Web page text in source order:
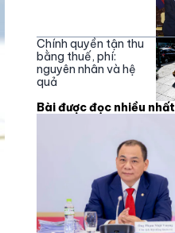
Chính quyền tận thu
bằng thuế, phí:
nguyên nhân và hệ
quả
Bài được đọc nhiều nhất